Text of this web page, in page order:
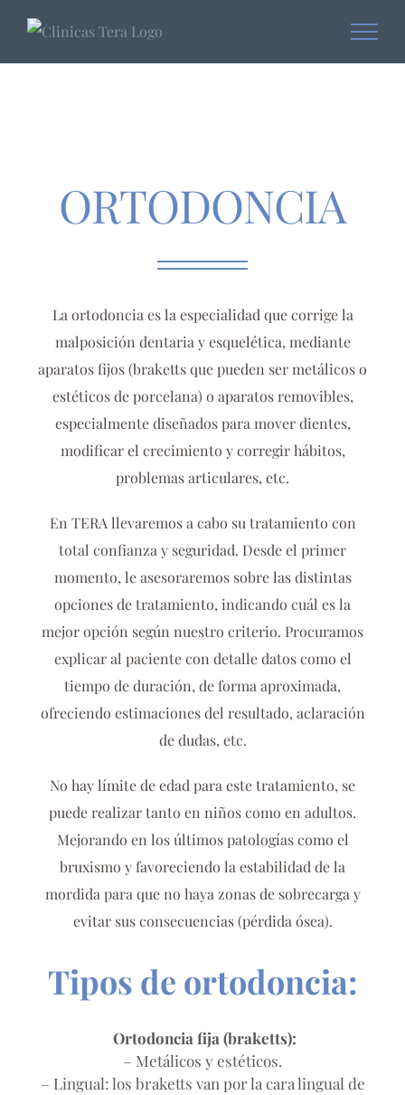
content
ORTODONCIA
La ortodoncia es la especialidad que corrige la
malposición dentaria y esquelética, mediante
aparatos fijos (braketts que pueden ser metálicos o
estéticos de porcelana) o aparatos removibles,
especialmente diseñados para mover dientes,
modificar el crecimiento y corregir hábitos,
problemas articulares, etc.
En TERA llevaremos a cabo su tratamiento con
total confianza y seguridad. Desde el primer
momento, le asesoraremos sobre las distintas
opciones de tratamiento, indicando cuál es la
mejor opción según nuestro criterio. Procuramos
explicar al paciente con detalle datos como el
tiempo de duración, de forma aproximada,
ofreciendo estimaciones del resultado, aclaración
de dudas, etc.
No hay límite de edad para este tratamiento, se
puede realizar tanto en niños como en adultos.
Mejorando en los últimos patologías como el
bruxismo y favoreciendo la estabilidad de la
mordida para que no haya zonas de sobrecarga y
evitar sus consecuencias (pérdida ósea).
Tipos de ortodoncia:
Ortodoncia fija (braketts):
– Metálicos y estéticos.
– Lingual: los braketts van por la cara lingual de